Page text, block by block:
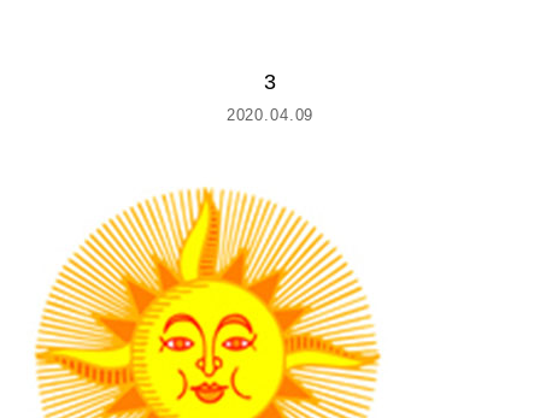
3
2020.04.09